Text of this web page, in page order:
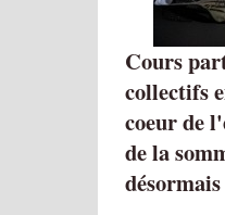
Cours
collectifs
coeur de
de la